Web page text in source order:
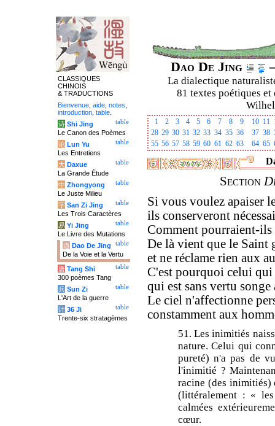
Dao De Jing
La dialectique
81 textes poétiques
1 2 3 4 5 6 7 8 9 10 11
28 29 30 31 32 33 34 35 36 37 38
55 56 57 58 59 60 61 62 63 64 65
Section
Si vous voulez apaiser
ils conserveront
Comment pourraient-
De là vient que le Saint
et ne réclame rien aux
C'est pourquoi celui qui
qui est sans vertu songe
Le ciel n'affectionne
constamment aux
51. Les inimitiés
nature. Celui qui
pureté) n'a pas de
l'inimitié ?
racine (des inimitiés)
(littéralement : «
calmées
cœur.
CLASSIQUES
CHINOIS
& TRADUCTIONS
Bienvenue aide notes
introduction table
table
诗 Shi Jing
Le Canon des Poèmes
table
论 Lun Yu
Les Entretiens
table
大 Daxue
La Grande Étude
table
中 Zhongyong
Le Juste Milieu
table
字 San Zi Jing
Les Trois Caractères
table
易 Yi Jing
Le Livre des Mutations
table
道 Dao De Jing
De la Voie et la Vertu
table
唐 Tang Shi
300 poèmes Tang
table
兵 Sun Zi
L'Art de la guerre
table
计 36 Ji
Trente-six stratagèmes